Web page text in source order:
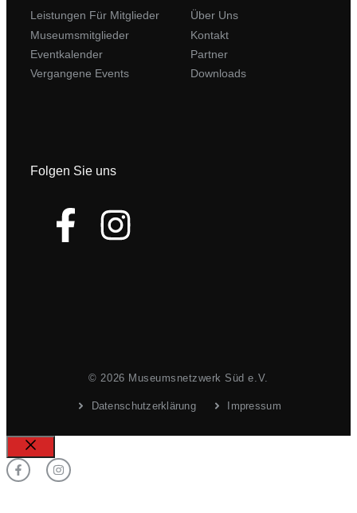
Leistungen Für Mitglieder
Museumsmitglieder
Eventkalender
Vergangene Events
Über Uns
Kontakt
Partner
Downloads
Folgen Sie uns
© 2026 Museumsnetzwerk Süd e.V.
Datenschutzerklärung Impressum
Schließen